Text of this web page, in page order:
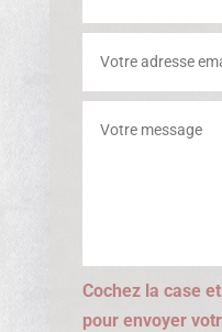
Cochez la case
pour envoyer